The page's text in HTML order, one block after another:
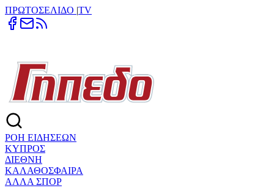
ΠΡΩΤΟΣΕΛΙΔΟ |TV
ΡΟΗ ΕΙΔΗΣΕΩΝ
ΚΥΠΡΟΣ
ΔΙΕΘΝΗ
ΚΑΛΑΘΟΣΦΑΙΡΑ
ΑΛΛΑ ΣΠΟΡ